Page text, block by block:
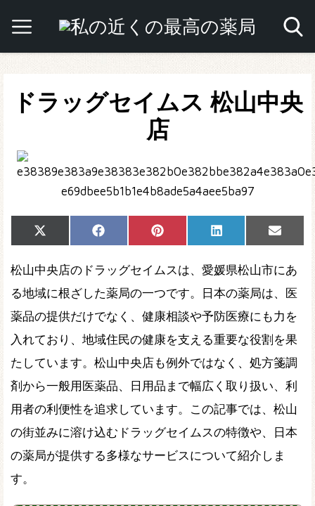
ドラッグセイムス 松山中央
店
Share
on
X
(Twitter)
Share
on
Facebook Share
on
Pinterest Share
on
LinkedIn
Share
on
Email
松山中央店のドラッグセイムスは、愛媛県松山市にあ
る地域に根ざした薬局の一つです。日本の薬局は、医
薬品の提供だけでなく、健康相談や予防医療にも力を
入れており、地域住民の健康を支える重要な役割を果
たしています。松山中央店も例外ではなく、処方箋調
剤から一般用医薬品、日用品まで幅広く取り扱い、利
用者の利便性を追求しています。この記事では、松山
の街並みに溶け込むドラッグセイムスの特徴や、日本
の薬局が提供する多様なサービスについて紹介しま
す。